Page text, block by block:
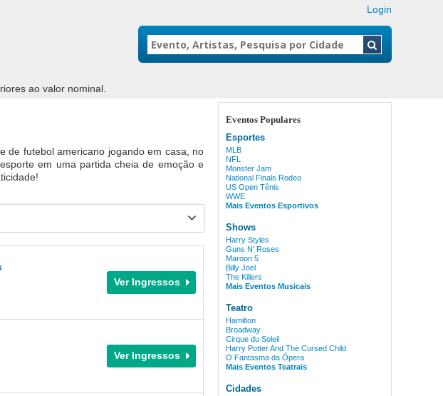
Login
ao valor nominal.
Eventos Populares
Esportes
MLB
NFL
Monster Jam
National Finals Rodeo
US Open Tênis
WWE
Mais Eventos Esportivos
Shows
Harry Styles
Guns N' Roses
Maroon 5
Billy Joel
The Killers
Mais Eventos Musicais
Teatro
Hamilton
Broadway
Cirque du Soleil
Harry Potter And The Cursed Child
O Fantasma da Ópera
Mais Eventos Teatrais
Cidades
de futebol americano jogando em casa, no
em uma partida cheia de emoção e